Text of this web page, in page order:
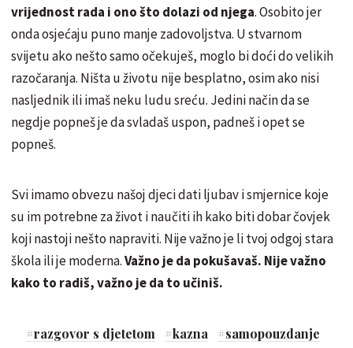
vrijednost rada i ono što dolazi od njega. Osobito jer
onda osjećaju puno manje zadovoljstva. U stvarnom
svijetu ako nešto samo očekuješ, moglo bi doći do velikih
razočaranja. Ništa u životu nije besplatno, osim ako nisi
nasljednik ili imaš neku ludu sreću. Jedini način da se
negdje popneš je da svladaš uspon, padneš i opet se
popneš.
Svi imamo obvezu našoj djeci dati ljubav i smjernice koje
su im potrebne za život i naučiti ih kako biti dobar čovjek
koji nastoji nešto napraviti. Nije važno je li tvoj odgoj stara
škola ili je moderna.Važno je da pokušavaš. Nije važno
kako to radiš, važno je da to učiniš.
#razgovor s djetetom #kazna #samopouzdanje